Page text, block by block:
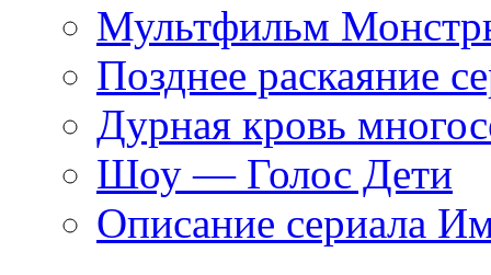
Мультфильм
Позднее раскаяние
Дурная кровь
Шоу — Голос Дети
Описание сериала